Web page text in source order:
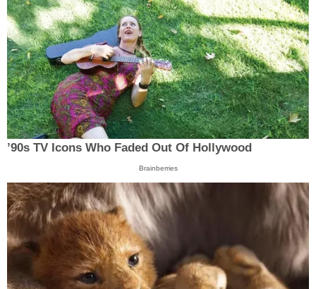
’90s TV Icons Who Faded Out Of Hollywood
Brainberries